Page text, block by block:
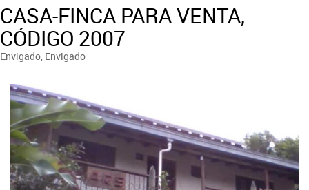
CASA-FINCA PARA VENTA,
CÓDIGO 2007
Envigado, Envigado